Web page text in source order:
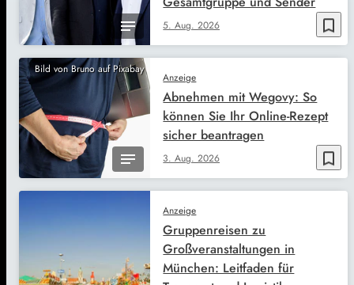
bookmark_border
5. Aug. 2026
Bild von Bruno auf Pixabay
bookmark_border
Anzeige
3. Aug. 2026
Abnehmen mit Wegovy: So
können Sie Ihr Online-Rezept
sicher beantragen
Anzeige
Gruppenreisen zu
Großveranstaltungen in
München: Leitfaden für